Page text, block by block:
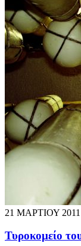
21 ΜΑΡΤΙΟΥ 2011
Τυροκομείο